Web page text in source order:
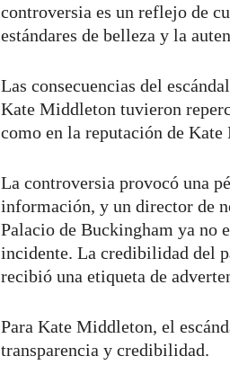
controversia es un reflejo de
estándares de belleza y la
Las consecuencias del
Kate Middleton tuvieron
como en la reputación de
La controversia provocó una
información, y un director de
Palacio de Buckingham ya no
incidente. La credibilidad del
recibió una etiqueta de
Para Kate Middleton, el
transparencia y credibilidad.